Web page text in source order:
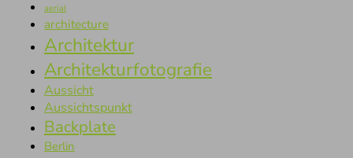
aerial
architecture
Architektur
Architekturfotografie
Aussicht
Aussichtspunkt
Backplate
Berlin